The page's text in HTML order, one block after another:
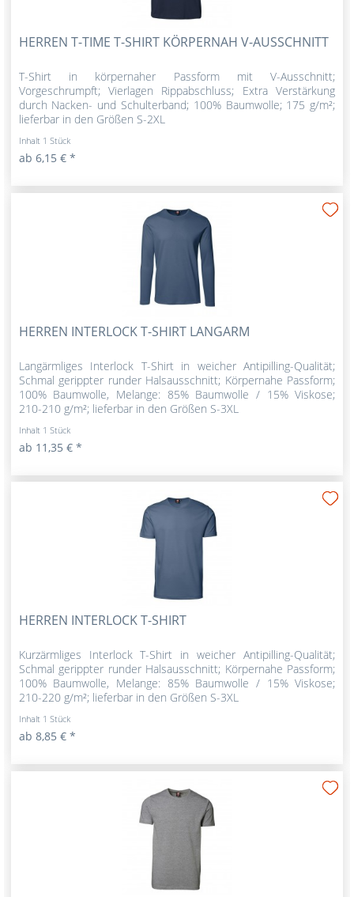
HERREN T-TIME T-SHIRT KÖRPERNAH V-AUSSCHNITT
T-Shirt in körpernaher Passform mit V-Ausschnitt;
Vorgeschrumpft; Vierlagen Rippabschluss; Extra Verstärkung
durch Nacken- und Schulterband; 100% Baumwolle; 175 g/m²;
lieferbar in den Größen S-2XL
Inhalt 1 Stück
ab 6,15 € *
HERREN INTERLOCK T-SHIRT LANGARM
Langärmliges Interlock T-Shirt in weicher Antipilling-Qualität;
Schmal gerippter runder Halsausschnitt; Körpernahe Passform;
100% Baumwolle, Melange: 85% Baumwolle / 15% Viskose;
210-210 g/m²; lieferbar in den Größen S-3XL
Inhalt 1 Stück
ab 11,35 € *
HERREN INTERLOCK T-SHIRT
Kurzärmliges Interlock T-Shirt in weicher Antipilling-Qualität;
Schmal gerippter runder Halsausschnitt; Körpernahe Passform;
100% Baumwolle, Melange: 85% Baumwolle / 15% Viskose;
210-220 g/m²; lieferbar in den Größen S-3XL
Inhalt 1 Stück
ab 8,85 € *